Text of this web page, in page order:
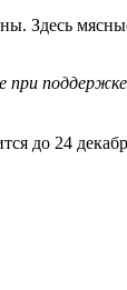
Здесь
до 24